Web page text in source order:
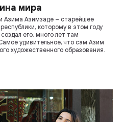
мира
Азима Азимзаде – старейшее
которому в этом году
его, много лет там
удивительное, что сам Азим
художественного образования.